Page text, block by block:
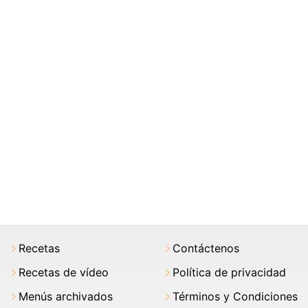
Recetas
Recetas de vídeo
Menús archivados
Contáctenos
Política de privacidad
Términos y Condiciones